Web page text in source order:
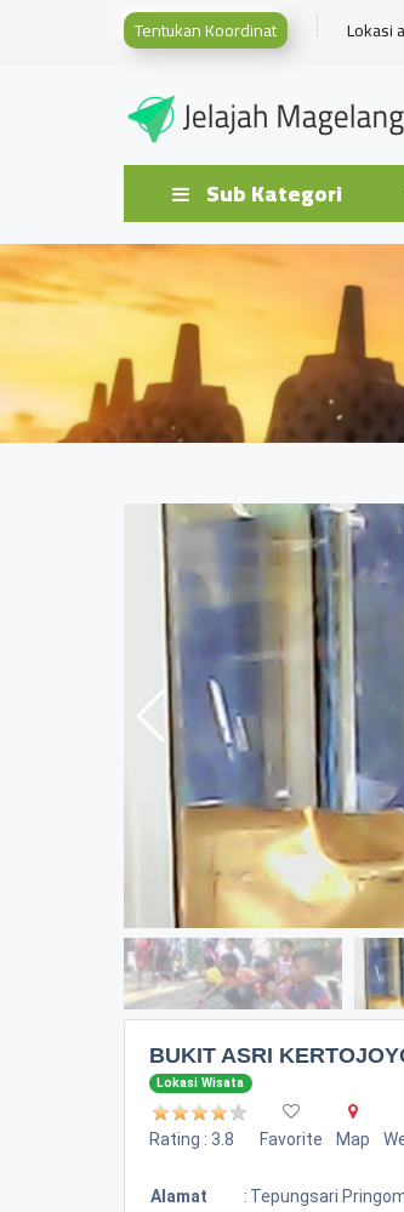
Tentukan Koordinat Lokasi
Sub Kategori
BUKIT ASRI
Lokasi Wisata
Rating : 3.8 Favorite Map
Alamat : Tepungsari